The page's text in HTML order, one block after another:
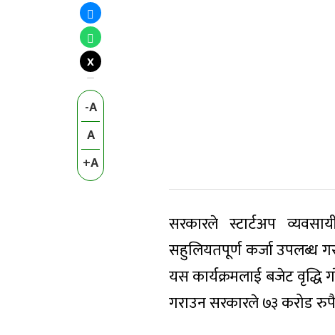
X
-A
A
+A
सरकारले स्टार्टअप
सहुलियतपूर्ण कर्जा उपलब्ध
यस कार्यक्रमलाई बजेट
गराउन सरकारले ७३ करोड